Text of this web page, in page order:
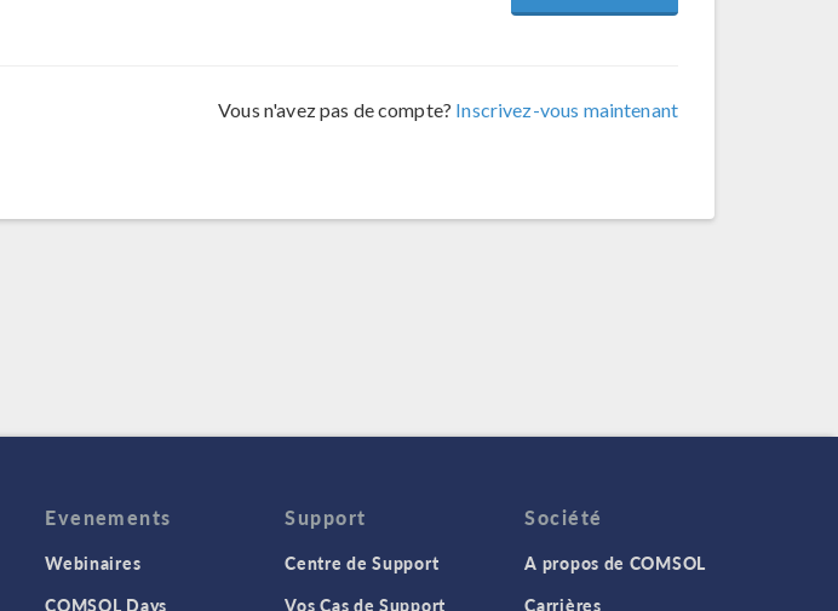
Vous n'avez pas de compte? Inscrivez-vous maintenant
Evenements
Webinaires
COMSOL Days
Support
Centre de Support
Vos Cas de Support
Société
A propos de COMSOL
Carrières